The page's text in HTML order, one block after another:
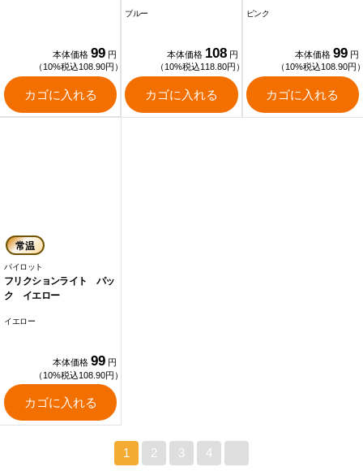
本体価格 99 円
（10%税込108.90円）
カゴに入れる
ブルー
本体価格 108 円
（10%税込118.80円）
カゴに入れる
ピンク
本体価格 99 円
（10%税込108.90円
カゴに入れる
常温
パイロット
フリクションライト パッ
ク イエロー
イエロー
本体価格 99 円
（10%税込108.90円）
カゴに入れる
1 2 3 4